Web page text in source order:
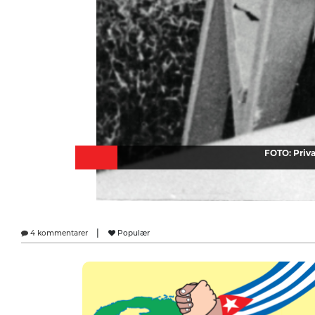
FOTO:
4 kommentarer Populær